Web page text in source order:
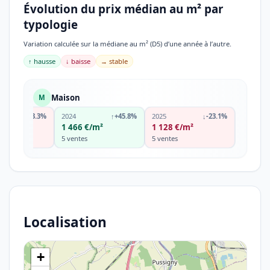
Évolution du prix médian au m² par
typologie
Variation calculée sur la médiane au m² (D5) d’une année à l’autre.
↑ hausse
↓ baisse → stable
M Maison
-33.3% 2024 ↑+45.8%
1 466 €/m²
5 ventes
2025 ↓-23.1%
1 128 €/m²
5 ventes
Localisation
+